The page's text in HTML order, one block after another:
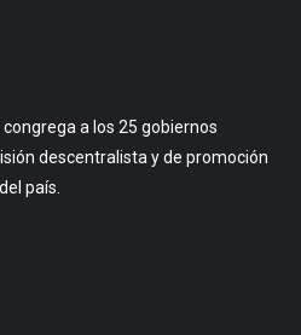
a los 25 gobiernos
descentralista y de promoción
país.